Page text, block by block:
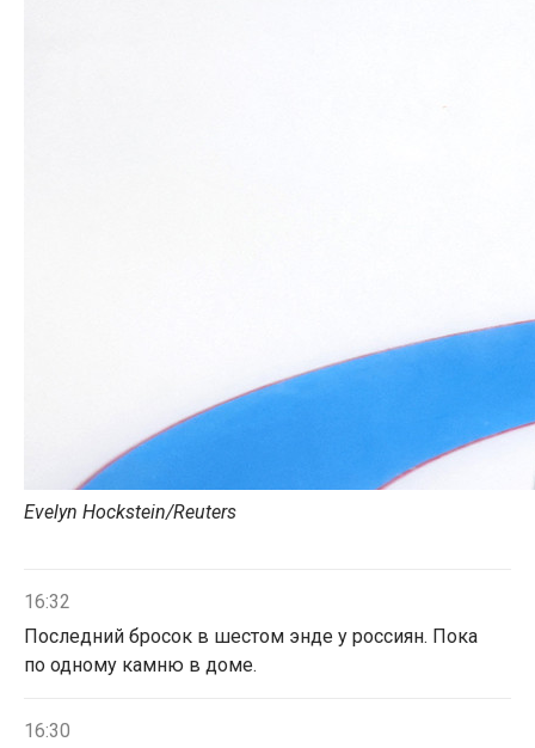
Evelyn Hockstein/Reuters
16:32
Последний бросок в шестом энде у россиян. Пока
по одному камню в доме.
16:30